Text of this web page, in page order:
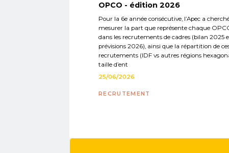
OPCO - édition 2026
Pour la 6e année consécutive, l’Apec a
mesurer la part que représente chaque
dans les recrutements de cadres (bilan 2025
prévisions 2026), ainsi que la répartition de
recrutements (IDF vs autres régions
taille d’ent
25/06/2026
RECRUTEMENT